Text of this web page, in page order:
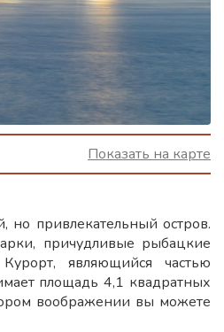
Показать на карте
но привлекательный остров.
причудливые рыбацкие
являющийся частью
площадь 4,1 квадратных
воображении вы можете